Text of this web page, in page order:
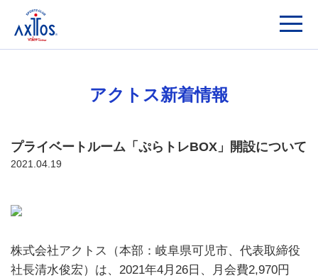
アクトス新着情報
プライベートルーム「ぷらトレBOX」開設について
2021.04.19
株式会社アクトス（本部：岐阜県可児市、代表取締役
社長清水俊宏）は、 2021年4月 26 日、月会費2,970円